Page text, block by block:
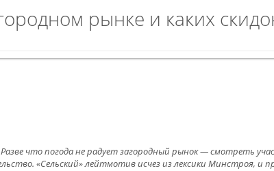
рынке и каких
что погода не радует загородный рынок — смотреть
«Сельский» лейтмотив исчез из лексики Минстроя, и